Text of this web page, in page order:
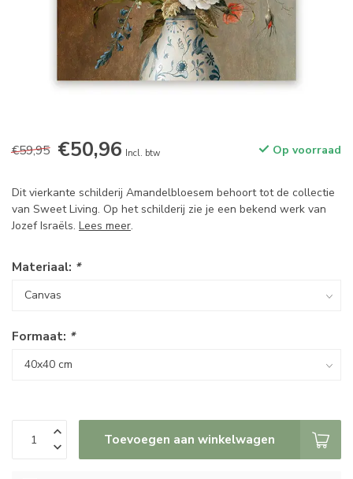
€59,95 €50,96 Incl. btw Op voorraad
Dit vierkante schilderij Amandelbloesem behoort tot de collectie
van Sweet Living. Op het schilderij zie je een bekend werk van
Jozef Israëls. Lees meer.
Materiaal: *
Formaat: *
Toevoegen aan winkelwagen